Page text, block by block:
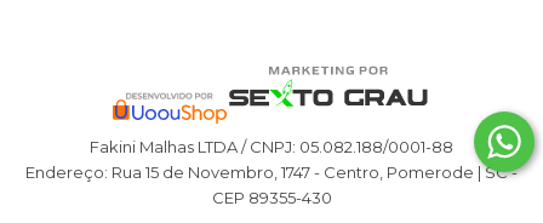
Fakini Malhas LTDA / CNPJ: 05.082.188/0001-88
Endereço: Rua 15 de Novembro, 1747 - Centro, Pomerode | SC -
CEP 89355-430